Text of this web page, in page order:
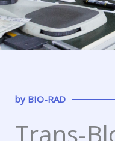
by BIO-RAD
Trans-